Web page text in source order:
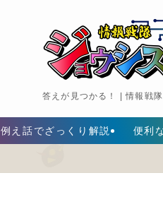
答えが見つかる！ | 情報戦
例え話でざっくり解説 便利